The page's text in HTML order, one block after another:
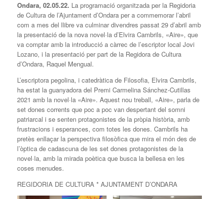
Ondara, 02.05.22. La programació organitzada per la Regidoria
de Cultura de l’Ajuntament d’Ondara per a commemorar l’abril
com a mes del llibre va culminar divendres passat 29 d’abril amb
la presentació de la nova novel·la d’Elvira Cambrils, «Aire», que
va comptar amb la introducció a càrrec de l’escriptor local Jovi
Lozano, i la presentació per part de la Regidora de Cultura
d’Ondara, Raquel Mengual.
L’escriptora pegolina, i catedràtica de Filosofia, Elvira Cambrils,
ha estat la guanyadora del Premi Carmelina Sánchez-Cutillas
2021 amb la novel·la «Aire». Aquest nou treball, «Aire», parla de
set dones corrents que poc a poc van despertant del somni
patriarcal i se senten protagonistes de la pròpia història, amb
frustracions i esperances, com totes les dones. Cambrils ha
pretès enllaçar la perspectiva filosòfica que mira el món des de
l’òptica de cadascuna de les set dones protagonistes de la
novel·la, amb la mirada poètica que busca la bellesa en les
coses menudes.
REGIDORIA DE CULTURA * AJUNTAMENT D’ONDARA